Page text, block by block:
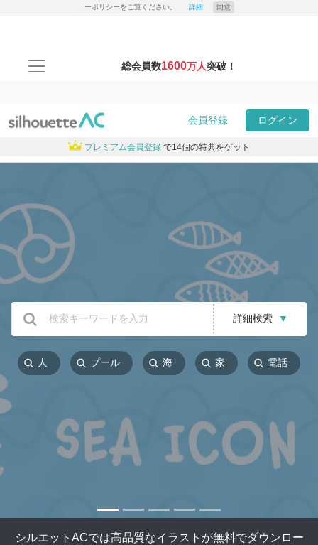
ーポリシーをご覧ください。 詳細 同意
総会員数1600万人突破！
会員登録 ログイン
プレミアム会員登録 で14個の特典をゲット
詳細検索 ▼
人 プール 海 家 電話
シルエットACでは高品質なイラストが無料でダウンロー